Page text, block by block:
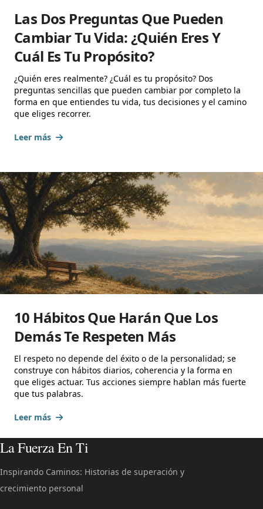
Las Dos Preguntas Que Pueden
Cambiar Tu Vida: ¿Quién Eres Y
Cuál Es Tu Propósito?
¿Quién eres realmente? ¿Cuál es tu propósito? Dos
preguntas sencillas que pueden cambiar por completo la
forma en que entiendes tu vida, tus decisiones y el camino
que eliges recorrer.
Leer más
10 Hábitos Que Harán Que Los
Demás Te Respeten Más
El respeto no depende del éxito o de la personalidad; se
construye con hábitos diarios, coherencia y la forma en
que eliges actuar. Tus acciones siempre hablan más fuerte
que tus palabras.
Leer más
La Fuerza En Ti
Inspirando Caminos: Historias de superación y
crecimiento personal